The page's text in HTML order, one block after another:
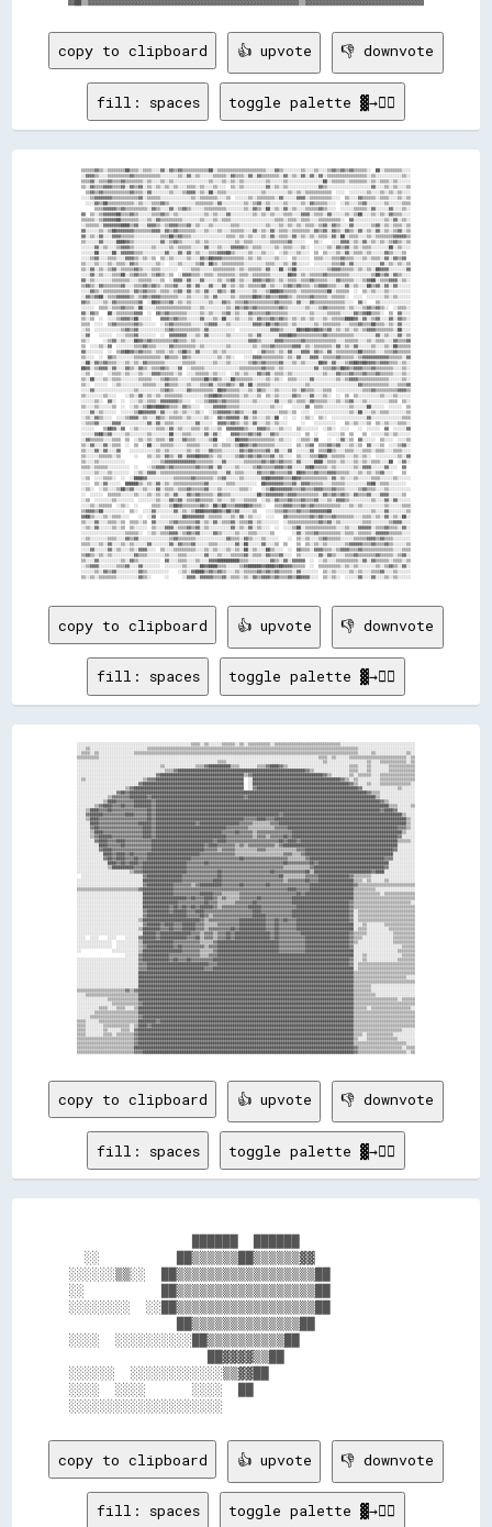
copy to clipboard 👍 upvote 👎 downvote
fill: spaces toggle palette ▓→✊🏽
▒▒▒▒▒▒▓▓▒▒░░▒▒▒▒▒▒▒▒██▒▒▒▒░░▒▒▒▒░░░░▓▓░░▓▓▒▒▓▓▒▒▒▒▒▒▒▒▒▒▒▒██░░▒▒▒▒▒▒▒▒▒▒▒▒▒▒▒▒▒▒▒▒▒▒░░░░▓▓▒▒░░░░░░░░▒▒░░░░▒▒░░░░▒▒▓▓▒▒▓▓▒▒▓▓▒▒▒▒▒▒░░  ██░░▒▒▒▒▒▒▒▒░░░░
░░▓▓▓▓▒▒░░░░▒▒▒▒▒▒▒▒▒▒▓▓▒▒▒▒▒▒▒▒▒▒▒▒░░░░░░░░▒▒░░▓▓░░▒▒░░░░░░▒▒▒▒▒▒░░▓▓▒▒▒▒░░▓▓░░▓▓▒▒▒▒▒▒▒▒░░▓▓░░▒▒░░▓▓░░▓▓░░▓▓░░▒▒▒▒▒▒▒▒▒▒▒▒▒▒▒▒▒▒░░▒▒░░░░░░░░░░░░▒▒░░
▒▒▒▒▓▓░░▒▒▒▒▓▓▒▒▒▒▓▓▒▒▒▒▒▒▒▒░░▒▒░░░░▒▒░░▒▒░░░░░░░░░░░░░░░░▒▒░░░░▒▒░░▒▒░░▒▒░░░░░░░░░░▒▒░░░░░░▒▒░░░░░░░░░░░░░░░░██░░▒▒▒▒▒▒░░▒▒▒▒▒▒▒▒░░▒▒░░▒▒▒▒░░▒▒░░░░░░
▒▒░░▓▓▒▒▒▒▓▓▓▓▒▒▒▒▓▓░░▓▓▒▒▓▓░░▒▒░░▒▒░░▒▒░░▒▒░░░░▒▒▒▒░░▒▒░░░░▒▒░░░░  ▒▒░░▒▒░░░░░░░░░░▓▓░░▒▒░░▒▒░░░░░░░░░░░░░░▓▓▒▒░░░░░░░░░░░░░░░░░░░░▓▓░░░░▒▒░░▒▒░░░░▒▒
  ▒▒▓▓▒▒▓▓▒▒▒▒▒▒▒▒▒▒▒▒▓▓▒▒▒▒░░▓▓░░░░░░░░▒▒░░░░▒▒▓▓▓▓░░▒▒░░██░░▒▒▒▒░░░░░░░░░░░░░░░░▒▒░░░░░░░░░░▒▒░░▒▒░░▒▒▒▒▒▒▒▒▒▒▒▒  ░░░░  ░░░░░░░░▒▒░░░░▒▒░░▒▒░░▒▒░░░░
░░░░▒▒▓▓▓▓▓▓▓▓▒▒▒▒▒▒▒▒▒▒▒▒▓▓░░▒▒▒▒▒▒░░░░░░░░░░░░░░▒▒░░▒▒▒▒▒▒▒▒░░░░▒▒  ░░░░░░▒▒░░▒▒▒▒▒▒▒▒░░▓▓░░░░░░▓▓▓▓░░▒▒▒▒▒▒▒▒▒▒░░░░  ▒▒░░░░▓▓▒▒▒▒▒▒░░▒▒▒▒░░░░▒▒░░▒▒
  ░░░░▓▓▒▒██▒▒▒▒▒▒▒▒▒▒▒▒░░▒▒░░░░▒▒▒▒▓▓▒▒░░░░░░░░░░░░▒▒▒▒▒▒▒▒░░▓▓░░░░░░░░░░▒▒░░▒▒▓▓░░▒▒░░░░░░▒▒░░░░░░▒▒░░▓▓▒▒▒▒▒▒░░░░  ░░▒▒░░░░▒▒▓▓░░░░░░░░▒▒░░░░░░▒▒▒▒
      ▒▒▒▒▓▓▓▓▓▓▒▒▓▓▒▒▒▒▒▒▒▒▒▒░░▓▓▒▒░░░░▓▓░░▒▒▓▓▒▒░░░░░░▒▒▒▒▒▒▒▒▒▒░░░░░░░░▒▒░░▓▓▒▒░░██░░▒▒░░▓▓░░▒▒░░░░▒▒▒▒▒▒▓▓▒▒░░░░  ░░░░░░▒▒▒▒▒▒░░▓▓░░░░░░▓▓░░░░▒▒░░
▓▓  ▒▒░░▒▒▓▓▓▓▓▓██▒▒▒▒▓▓▒▒░░░░░░▒▒▒▒▓▓▒▒░░▒▒░░░░░░░░░░░░▒▒░░▒▒░░░░▓▓░░░░░░░░░░▒▒░░▒▒░░▒▒░░░░▒▒▒▒░░░░▓▓▓▓░░▒▒▒▒░░▓▓░░░░░░▒▒░░▒▒██░░░░▒▒░░▒▒░░▓▓▒▒▒▒░░░░
▒▒▒▒▒▒░░▒▒▓▓▓▓▓▓██▒▒▒▒▒▒▒▒░░░░▒▒░░▓▓▒▒▒▒▒▒▒▒▒▒░░░░░░░░▒▒░░░░▒▒░░▒▒▒▒░░░░░░░░░░░░░░░░░░░░▒▒▒▒░░▒▒▒▒░░▒▒▒▒░░░░▒▒▒▒▒▒▒▒▒▒░░  ▓▓░░░░░░░░░░░░░░▒▒░░▓▓░░▒▒░░
░░▒▒▒▒▒▒░░▓▓▓▓▓▓▓▓████▒▒▓▓░░░░▓▓▓▓▒▒░░▒▒▓▓▓▓▒▒▒▒▓▓░░▒▒░░░░▒▒░░░░░░░░▒▒▒▒░░░░░░░░░░░░▒▒░░░░▒▒░░▒▒░░▒▒░░▒▒▒▒░░▒▒▓▓░░▓▓▒▒░░░░▓▓░░░░░░░░▒▒▓▓░░▒▒░░▒▒▒▒░░▒▒
▓▓░░░░░░▒▒░░▒▒██▓▓▓▓▓▓▓▓▒▒▒▒▒▒▒▒▓▓▓▓░░▓▓▒▒▓▓▒▒▒▒▒▒▒▒░░░░▒▒░░░░▒▒░░░░▒▒▒▒▒▒░░░░▓▓░░▒▒░░▓▓░░▒▒▒▒░░▒▒▒▒▒▒▒▒░░▓▓▒▒▓▓░░▓▓▒▒░░▓▓▒▒░░▓▓░░▒▒░░▓▓░░▒▒░░▒▒▓▓░░▒▒
▓▓░░▒▒░░▓▓░░░░▓▓▓▓▒▒▒▒▒▒░░░░░░░░░░░░▒▒▒▒██▒▒▓▓▒▒▒▒░░░░░░░░░░░░░░░░▒▒▒▒░░▒▒░░▒▒░░░░▒▒░░▓▓░░▒▒▒▒░░▓▓░░▒▒░░▒▒░░▒▒▒▒░░▓▓░░██░░▒▒▒▒░░░░▒▒░░▒▒▒▒▒▒▒▒▓▓▓▓▓▓▒▒
▒▒░░░░░░▓▓░░░░░░████▓▓▒▒░░░░░░░░░░░░▓▓░░▒▒▓▓▒▒░░░░░░▒▒░░▒▒░░░░░░░░░░░░▒▒░░▒▒▒▒░░░░░░░░▒▒▒▒▒▒▒▒▓▓░░░░░░    ▒▒░░    ░░░░▓▓▓▓░░▒▒░░▓▓░░▒▒░░▒▒░░▒▒▓▓▒▒░░▒▒
░░░░░░▓▓░░▒▒░░░░▒▒▓▓▓▓▒▒░░░░░░░░▒▒░░░░░░▒▒░░▒▒▒▒▒▒░░░░░░▓▓░░░░▒▒░░░░▓▓▓▓▓▓▒▒░░▒▒▒▒░░░░░░▒▒░░▒▒▒▒░░░░▒▒░░  ░░░░░░▒▒░░▓▓▒▒▓▓░░▒▒░░▒▒▒▒░░░░░░░░██░░▒▒░░░░
░░░░░░██░░░░░░██░░▓▓▓▓▓▓▒▒▒▒░░░░░░░░░░▓▓░░░░▓▓░░▓▓░░▒▒░░░░▒▒▒▒▓▓▓▓██▒▒░░░░░░▒▒░░░░▒▒░░░░  ░░▒▒░░░░▒▒░░░░  ▒▒  ▒▒░░░░▒▒░░▓▓░░▒▒▒▒░░▒▒░░░░░░▓▓▒▒░░░░▒▒  
░░░░▒▒▓▓░░░░▒▒▒▒░░░░▓▓▓▓▒▒░░▒▒░░▒▒  ▒▒░░▒▒░░░░░░▒▒░░░░▓▓▒▒██▓▓▓▓▒▒▒▒▒▒▒▒▒▒░░▒▒░░▒▒░░░░░░▒▒░░░░  ▒▒░░░░░░  ▒▒▒▒░░░░▒▒▒▒▓▓▒▒▒▒░░░░▒▒░░▒▒▒▒░░▓▓░░▓▓▒▒▓▓  
▒▒░░░░▒▒░░░░▒▒░░▒▒▒▒░░▓▓▒▒░░░░░░░░▒▒░░  ░░░░▒▒░░░░░░▒▒▓▓░░██▒▒░░▒▒▒▒▒▒▒▒▒▒░░░░░░░░░░▒▒▒▒░░░░▒▒░░▓▓░░░░░░  ░░░░░░░░▒▒▒▒▓▓░░▓▓░░░░░░░░░░░░▓▓░░▒▒░░▒▒░░▒▒
▒▒░░▓▓░░▒▒░░▒▒▓▓░░▒▒▒▒▒▒▓▓▒▒░░░░▒▒▒▒░░░░░░░░  ░░░░▒▒▒▒░░░░░░▒▒▒▒▒▒▒▒▒▒░░▒▒░░▒▒▒▒▒▒░░▓▓░░░░██░░▒▒██░░░░░░░░░░░░░░▒▒▓▓▓▓▒▒▒▒▒▒░░▒▒░░▒▒░░██▓▓▓▓░░░░░░░░▓▓
░░░░▓▓░░▒▒░░░░▒▒▒▒██░░▒▒▓▓▒▒▒▒░░▒▒▓▓▒▒░░▒▒  ░░▓▓▓▓▒▒▒▒░░▒▒▒▒░░▒▒▒▒▒▒▒▒░░▒▒▒▒░░▒▒▒▒▒▒▒▒░░░░░░░░██▓▓░░▒▒░░▒▒▒▒▒▒▓▓▒▒▒▒▒▒▒▒▒▒░░░░░░░░░░▒▒██▒▒▓▓░░▓▓▒▒░░░░
▓▓░░▒▒░░░░░░░░▒▒▒▒▒▒▒▒░░░░▒▒▒▒▒▒░░░░▒▒  ░░▓▓▓▓░░▓▓░░░░▓▓░░░░░░▒▒░░▒▒▓▓░░▒▒░░░░▓▓▓▓▒▒▓▓▒▒░░▒▒░░▒▒▒▒░░▒▒▒▒▓▓▒▒▒▒▒▒░░░░▓▓▒▒▒▒▒▒░░░░▒▒▓▓██░░▒▒▒▒▓▓▓▓░░▒▒░░
▒▒▓▓▒▒░░▓▓▒▒▒▒▒▒▒▒▓▓░░░░▒▒▒▒▓▓▒▒▓▓▒▒░░▒▒▒▒▓▓░░░░▓▓░░▓▓░░░░▓▓░░░░▓▓░░▒▒░░▒▒░░▒▒▒▒▒▒▓▓░░▒▒░░░░▒▒▓▓▒▒▓▓▒▒▒▒░░▒▒▓▓▓▓▒▒▒▒░░░░▓▓░░▒▒░░░░██▒▒▓▓░░▓▓░░▓▓░░░░░░
░░░░▓▓▒▒░░▒▒▒▒▒▒▒▒▒▒▒▒░░▓▓▒▒▓▓▒▒▒▒░░▒▒▒▒░░▒▒▓▓░░▓▓░░▒▒░░▓▓░░░░▓▓▒▒░░▓▓░░░░░░░░▒▒░░░░▒▒████▓▓▒▒▒▒▒▒░░▒▒▒▒▒▒▒▒▒▒▒▒██░░▒▒▒▒▒▒  ░░  ▒▒░░▒▒░░░░▒▒░░░░░░░░░░
░░▓▓▒▒▓▓██░░▒▒▒▒▓▓▓▓▓▓▒▒░░▒▒▓▓▒▒▓▓▓▓▒▒▒▒▒▒▒▒░░░░▒▒░░░░░░▒▒░░▓▓░░░░░░▒▒░░▒▒▒▒▒▒██▓▓▒▒▓▓▒▒▒▒▓▓▓▓▒▒░░▒▒▒▒▒▒▓▓▒▒▒▒▒▒░░▒▒▒▒▒▒░░  ░░░░  ░░░░░░░░▒▒░░▒▒░░░░░░
▓▓▒▒░░░░░░▒▒░░▓▓▒▒▒▒▒▒▒▒▒▒▓▓  ░░██▓▓▒▒▒▒▓▓░░▒▒░░▒▒░░░░░░░░▒▒░░░░▓▓▒▒░░▒▒▒▒▓▓▒▒▒▒▒▒▒▒▒▒▒▒▓▓▒▒▒▒▒▒░░▓▓░░░░▓▓▒▒▒▒▒▒▒▒▒▒▒▒▒▒░░░░  ▓▓░░    ▒▒░░░░░░░░░░░░░░
░░░░░░  ▒▒▒▒░░▒▒▒▒▓▓▒▒▒▒░░██░░░░░░▒▒▒▒▒▒▒▒▒▒▒▒▒▒▒▒░░░░▒▒░░░░░░░░░░▒▒░░▓▓▒▒▓▓▒▒▓▓▒▒▒▒▒▒▒▒▒▒▓▓▒▒░░░░░░░░▒▒░░░░▒▒▓▓▒▒▒▒▒▒▒▒░░▒▒░░░░▒▒▓▓▒▒▓▓▒▒░░  ░░▒▒▒▒░░
▓▓░░▓▓▒▒    ██░░▒▒▒▒▒▒▒▒▓▓▓▓  ░░  ▓▓▒▒▓▓▒▒▒▒▒▒▒▒░░░░░░▒▒░░▒▒░░░░▒▒▓▓░░▒▒░░░░▓▓▒▒▒▒▒▒▓▓▒▒▒▒▒▒▒▒░░░░░░░░░░▒▒░░░░░░▒▒▒▒▒▒░░░░░░▓▓▒▒▓▓██▒▒▒▒░░  ▒▒  ▓▓░░░░
▒▒░░▒▒  ░░  ░░░░▒▒▓▓▓▓▒▒██░░░░░░    ▓▓▓▓▒▒▓▓▒▒▒▒░░░░░░▓▓░░░░▒▒░░██░░░░▒▒░░░░▒▒░░▓▓▒▒▒▒▓▓▒▒▓▓▒▒░░▒▒░░▒▒░░▒▒░░░░▒▒░░▒▒▒▒▒▒████▓▓░░▓▓░░▒▒▓▓░░░░▓▓░░▓▓▒▒░░
▒▒▒▒  ░░░░  ▒▒▓▓▒▒▒▒▒▒▒▒▓▓▒▒░░░░░░  ░░▒▒▓▓▒▒▒▒▒▒▒▒░░░░░░▒▒▓▓▓▓░░░░▒▒░░░░░░░░░░▓▓▓▓▒▒██▒▒▓▓▒▒▒▒░░▒▒░░░░░░░░▒▒░░▒▒▒▒▒▒▒▒░░░░▒▒▒▒▓▓▒▒▒▒██▒▒▒▒░░▒▒░░▓▓░░░░
░░▒▒  ░░░░░░░░░░░░▒▒▓▓▒▒▓▓░░░░░░░░░░░░▒▒▓▓▒▒▒▒▒▒▒▒▒▒▒▒░░▓▓░░░░░░░░░░░░  ░░░░░░░░░░░░░░▓▓▓▓▒▒░░░░░░██▓▓██▓▓██▓▓▒▒▓▓░░▒▒░░▒▒░░▒▒░░▒▒▓▓▓▓▒▒▒▒▒▒▒▒░░██░░░░
░░▓▓    ░░░░░░  ░░░░▒▒▒▒▓▓░░░░░░░░  ░░  ▓▓▓▓▓▓▓▓░░░░▒▒░░▓▓░░░░░░░░▒▒░░░░░░░░▒▒░░▓▓░░░░░░░░▓▓▓▓██▓▓▒▒▒▒▒▒▒▒▒▒▒▒▓▓▒▒▒▒▒▒▒▒▒▒▒▒░░░░░░░░░░▓▓░░▒▒░░░░▓▓░░▒▒
▒▒░░      ░░▒▒▓▓░░▒▒░░░░██▓▓▒▒▓▓▒▒▒▒▒▒▒▒▒▒▓▓▒▒▒▒░░▒▒░░░░░░░░░░░░░░░░░░░░░░░░▓▓▓▓▒▒░░░░░░▓▓▓▓▒▒▒▒▒▒▒▒▓▓▒▒▒▒▒▒▒▒▒▒▒▒▒▒░░░░▒▒▒▒▒▒░░░░▒▒░░▒▒▒▒░░░░▓▓▒▒▒▒▓▓
▒▒  ░░░░▒▒░░▓▓  ░░░░░░░░▒▒▒▒▓▓▒▒▒▒░░░░░░▓▓▒▒▒▒▒▒▒▒▒▒░░▒▒░░░░░░░░░░▒▒░░░░░░░░░░▒▒░░▒▒▒▒▓▓▒▒▒▒▒▒▒▒▓▓▓▓░░▒▒░░▒▒▒▒▒▒▒▒░░▓▓░░▒▒░░▓▓░░░░░░▒▒░░░░▒▒░░██▒▒▒▒▒▒
▓▓░░░░░░░░  ░░  ▒▒▓▓██▓▓▒▒▓▓▒▒▒▒░░▒▒▒▒░░▒▒░░▒▒██▒▒░░▓▓░░░░░░▒▒░░▒▒░░░░░░░░░░░░  ░░▓▓▒▒▒▒░░▒▒░░▓▓░░░░▓▓▓▓░░▓▓▒▒░░▓▓░░▒▒▒▒▒▒▒▒▒▒██▒▒▒▒▒▒░░░░▒▒▒▒▓▓▒▒▒▒▒▒
▒▒░░░░  ░░  ▓▓▒▒░░░░░░░░▒▒▒▒▒▒▒▒▒▒▒▒░░▓▓▒▒▒▒░░▓▓▒▒░░░░░░░░░░░░▒▒░░▒▒░░    ░░░░▓▓▓▓▒▒▒▒▒▒▒▒▒▒░░▒▒░░▓▓░░░░▓▓▓▓░░▒▒▒▒▒▒▓▓▒▒▒▒▒▒░░▒▒▓▓▓▓▓▓▓▓▓▓▓▓▒▒▒▒▒▒░░▓▓
░░██░░▓▓▒▒▓▓▒▒▒▒░░░░▒▒░░▒▒░░▓▓▒▒▒▒▒▒▒▒░░░░░░░░▒▒▒▒▒▒░░░░░░░░▒▒░░░░▒▒░░░░░░░░▒▒▓▓▒▒▓▓▒▒▒▒▒▒▓▓░░░░▒▒░░▒▒░░░░░░██▓▓░░▓▓░░░░▒▒▓▓██▓▓██▓▓▓▓▒▒▓▓▓▓▒▒▒▒░░▒▒░░
██▓▓░░▒▒▓▓▓▓░░▓▓░░░░▓▓▒▒░░▓▓▒▒░░▒▒▒▒▓▓▒▒░░░░▓▓  ░░▒▒▒▒▒▒░░░░░░░░░░░░░░░░▒▒▒▒▒▒▒▒▒▒▓▓▒▒▒▒░░▒▒░░░░░░░░░░░░░░▓▓░░▒▒▒▒▓▓▒▒██▓▓▒▒▓▓▓▓▒▒▒▒▓▓▒▒▒▒▒▒▒▒░░░░▒▒░░
░░▒▒  ░░░░  ░░▒▒▒▒░░▒▒░░░░▒▒░░░░▓▓▓▓▒▒▒▒▒▒░░▒▒  ░░░░▒▒▒▒▒▒░░▒▒░░░░  ░░▒▒░░▒▒░░░░▓▓▒▒▓▓░░▒▒▒▒░░▒▒░░░░░░░░░░░░░░▒▒░░░░▓▓▒▒▒▒▓▓▒▒▒▒▓▓▒▒▒▒▓▓▒▒▒▒▒▒░░░░▒▒░░
▒▒░░██░░░░▒▒░░▒▒▒▒░░░░░░░░▒▒▒▒▒▒░░░░▒▒▓▓▒▒▒▒░░░░░░▒▒▒▒▒▒██▒▒▓▓▒▒░░░░██▒▒▒▒▒▒▒▒░░░░░░▒▒░░▒▒░░  ▒▒▒▒░░░░░░▓▓░░░░░░░░░░▒▒░░▒▒▓▓▓▓▒▒▒▒▒▒▒▒▒▒▒▒▒▒░░░░░░▒▒░░
▒▒░░  ░░░░░░  ░░▒▒░░░░░░░░░░▒▒▒▒▒▒░░░░▓▓▒▒▒▒░░░░▒▒░░░░▒▒▒▒▓▓░░▒▒▒▒▓▓▒▒░░▓▓░░██░░▒▒▒▒▒▒░░░░░░░░░░░░░░░░▒▒░░░░░░░░░░░░░░░░░░░░░░▓▓▒▒▒▒▒▒▒▒▒▒▒▒░░░░▒▒▒▒▓▓
░░░░▓▓░░░░░░░░░░░░░░░░░░▒▒░░░░░░░░░░▒▒▓▓▒▒░░░░░░▓▓▒▒▒▒▒▒▒▒▒▒░░██▓▓▒▒▒▒▒▒░░░░▒▒░░▓▓▒▒░░░░▒▒░░░░░░▒▒░░▓▓▒▒▒▒░░░░▒▒▒▒  ░░░░░░░░░░░░▒▒▒▒▓▓▒▒▒▒▒▒▒▒▒▒▓▓▓▓▒▒
▒▒░░░░░░░░▒▒░░░░    ░░▒▒░░▓▓░░▒▒░░▒▒░░▒▒▒▒▒▒▒▒░░░░░░░░░░▒▒▓▓██▓▓▒▒▒▒▒▒▒▒░░▒▒░░░░▒▒  ▒▒░░▒▒░░░░░░▓▓▒▒░░░░▓▓░░░░▒▒░░  ░░  ▒▒  ▒▒░░░░░░░░░░▒▒░░░░▒▒░░░░░░
░░░░░░▒▒░░  ▓▓░░  ░░  ░░░░▒▒░░▒▒▒▒░░▓▓▓▓▓▓▓▓▒▒░░░░  ░░░░▒▒▓▓▓▓▒▒▓▓▒▒▒▒▒▒░░░░░░▒▒░░░░░░░░▓▓░░░░▒▒░░▒▒▒▒░░▓▓▒▒▒▒▒▒░░░░▒▒░░▒▒▓▓░░░░▒▒░░░░░░░░░░▒▒▒▒  ▒▒░░
▒▒░░░░▒▒░░░░░░▒▒  ░░  ░░▒▒░░▒▒██▓▓████▓▓▒▒▒▒░░▓▓▒▒░░░░  ░░░░▓▓▓▓▓▓▒▒▒▒▒▒░░░░░░░░░░░░░░▒▒░░░░    ░░░░░░▓▓  ▒▒▒▒░░░░░░░░░░░░▒▒░░░░░░██░░░░░░  ░░░░░░  ▒▒
░░░░▓▓░░▒▒░░░░░░  ░░░░░░▒▒██▓▓▓▓▓▓░░▓▓░░░░▒▒░░▒▒░░░░▒▒░░  ░░▒▒▓▓▓▓▓▓▒▒▓▓▒▒░░░░▓▓░░░░░░░░░░▒▒▒▒░░▒▒  ░░░░  ░░░░░░░░░░░░░░░░▒▒░░██░░░░▒▒░░▒▒▒▒░░░░░░░░▒▒
░░▒▒░░▓▓▒▒░░░░  ░░░░▒▒▓▓▓▓░░▒▒░░░░▓▓▒▒░░▒▒▒▒▒▒░░▒▒░░░░░░▒▒░░  ▓▓▒▒▓▓▓▓▓▓░░▓▓░░▒▒░░░░▒▒░░██  ░░  ░░  ░░▒▒░░  ▒▒░░  ░░░░░░░░░░░░░░░░▓▓░░░░░░░░░░░░░░▒▒▒▒
░░▒▒▒▒▓▓░░░░░░▓▓▓▓░░░░░░░░░░░░▓▓░░▓▓░░▒▒▒▒░░░░░░░░░░▓▓░░░░░░  ▓▓▓▓▒▒▓▓▒▒░░▒▒░░▓▓░░░░▒▒░░▒▒░░░░      ░░    ░░░░░░░░░░    ▒▒░░▒▒░░░░▒▒  ▒▒░░▒▒░░░░▒▒▒▒░░
░░░░░░    ▒▒██▓▓░░▓▓  ░░▒▒░░░░░░░░▒▒▒▒░░▓▓░░▒▒░░░░▒▒▒▒░░▒▒░░░░▒▒  ▓▓▓▓▓▓▓▓▒▒░░░░▓▓▓▓▒▒░░░░▒▒░░░░  ▒▒░░░░░░░░  ░░▒▒░░  ░░░░    ░░  ░░░░░░  ▓▓  ░░░░░░▓▓
░░░░░░▓▓██▒▒▓▓░░░░░░▒▒░░░░░░░░▒▒░░░░░░░░██░░░░▒▒▒▒░░░░░░▓▓░░▓▓░░    ▓▓▓▓▒▒▒▒▓▓▒▒▓▓░░░░▓▓▒▒░░░░░░░░░░  ▒▒  ░░    ░░░░░░▒▒  ▒▒    ▒▒  ░░░░░░▒▒░░▒▒░░░░░░
░░▓▓▒▒▒▒▒▒░░░░▒▒▒▒  ▒▒  ░░▒▒░░▒▒░░▒▒▒▒░░▓▓░░░░▓▓▒▒▒▒░░░░░░▒▒██    ░░░░██▓▓▓▓▒▒▒▒▒▒▒▒▒▒▒▒░░▒▒░░░░  ░░▒▒▒▒░░▓▓    ░░  ░░▓▓░░▒▒  ▓▓░░░░░░  ▒▒░░░░  ░░░░▒▒
▒▒░░▓▓░░░░▓▓░░▒▒▒▒  ░░  ▒▒  ░░██░░░░▒▒▒▒▒▒░░░░░░▒▒▒▒▒▒░░░░░░▒▒░░▒▒▒▒░░▒▒██▓▓▒▒▓▓▒▒▒▒▒▒▒▒░░░░░░░░  ▒▒░░▒▒▓▓  ▒▒▒▒▓▓▒▒▓▓░░░░▒▒░░▒▒  ▓▓░░░░▒▒  ░░░░▒▒▓▓░░
▒▒░░░░▓▓░░▓▓░░░░▓▓    ░░░░░░░░░░░░▒▒░░▒▒░░░░░░░░▒▒░░▒▒░░░░▓▓▒▒▒▒░░░░░░░░▓▓▒▒▓▓▒▒▒▒▒▒▓▓░░▓▓░░░░▓▓  ░░░░░░▓▓  ▒▒▒▒██▒▒░░░░▒▒▒▒░░░░▒▒▒▒░░▒▒▒▒░░░░▒▒▒▒░░░░
▒▒░░░░░░▒▒▒▒▒▒░░▒▒      ░░    ▒▒░░▒▒░░▓▓▒▒░░▓▓░░▓▓▓▓██▓▓▓▓▒▒░░▒▒░░░░░░▒▒▓▓▒▒▓▓▒▒▓▓▒▒▒▒▓▓░░▒▒░░░░  ▒▒░░░░▒▒▒▒██▓▓░░▒▒▒▒▒▒░░░░▒▒░░▒▒░░  ░░░░░░░░░░▒▒░░▓▓
▒▒░░░░▒▒░░░░░░░░░░░░            ░░░░▒▒▓▓▓▓▓▓▓▓▓▓▓▓▓▓▒▒▒▒▒▒▒▒░░░░▓▓░░░░░░░░▒▒▒▒▒▒▒▒▓▓▒▒▓▓▒▒▓▓▒▒▒▒░░▓▓░░░░░░████░░▒▒▒▒░░▒▒░░░░▒▒░░▒▒░░▒▒▒▒░░░░██  ░░▓▓░░
▒▒▒▒░░▒▒▒▒▒▒░░░░░░░░░░  ░░    ░░▒▒▓▓▓▓▒▒▓▓▒▒▒▒▒▒▒▒▒▒▓▓▒▒▒▒▓▓░░▓▓░░░░░░▒▒░░░░░░▒▒▓▓▒▒▒▒▒▒▓▓▓▓▒▒▓▓░░░░░░▓▓██▒▒▒▒▒▒░░▒▒░░░░░░░░▒▒░░▓▓▓▓░░░░░░▓▓░░░░  ▓▓  
░░░░░░▒▒░░░░▒▒░░░░░░░░  ░░▒▒░░▓▓▓▓░░▒▒▒▒▒▒▒▒▒▒▒▒▒▒▒▒▒▒▒▒▒▒▒▒▒▒░░░░▓▓░░▒▒▒▒░░░░░░▓▓▒▒▒▒▓▓▒▒▒▒▒▒▓▓░░██▓▓▒▒▒▒▓▓▒▒▒▒▓▓▓▓▒▒▒▒▒▒░░░░▒▒░░▒▒░░▒▒▓▓░░░░    ▒▒  
░░▒▒  ░░░░▒▒▒▒░░  ░░  ░░████▓▓░░░░░░░░░░░░▒▒▒▒▒▒▒▒▓▓▒▒▒▒▒▒▒▒░░▒▒▓▓░░░░░░▒▒░░░░░░░░▓▓██▓▓▓▓▓▓▒▒▒▒██▓▓▒▒▒▒▒▒▒▒▒▒▒▒░░▓▓░░▒▒░░░░▒▒░░░░░░▒▒▒▒░░░░░░▒▒░░░░░░
░░░░  ▒▒░░▓▓░░░░░░  ██████▒▒░░▒▒░░▓▓░░▒▒░░▒▒▒▒▒▒▒▒▒▒▒▒▒▒▓▓░░░░░░░░▒▒▒▒░░░░░░░░░░  ██▓▓▓▓▓▓▓▓▒▒▒▒▓▓░░▓▓▓▓▒▒▒▒▒▒░░░░▒▒▒▒▒▒░░░░░░░░░░▓▓██░░▒▒▒▒░░░░░░░░  
░░▒▒░░  ░░▒▒░░░░▒▒██▒▒▓▓░░░░▒▒░░░░▓▓░░▒▒▒▒░░▒▒▒▒▓▓▒▒▒▒▒▒▓▓░░░░▒▒░░░░░░░░▒▒▒▒░░    ░░▒▒██▓▓▓▓▓▓▓▓▒▒▒▒▓▓▒▒▒▒▓▓▓▓▒▒▒▒▓▓▒▒▒▒░░░░░░▒▒▓▓▒▒▒▒░░░░▒▒░░░░░░░░░░
░░  ░░░░░░  ▒▒▒▒▒▒░░░░░░▒▒░░░░▒▒░░▒▒░░▒▒░░▓▓░░░░▓▓▒▒▓▓▒▒▒▒▒▒░░▓▓▒▒▒▒░░░░░░░░░░░░██▒▒▓▓▓▓▓▓▓▓▒▒▓▓▓▓▒▒▒▒▒▒▒▒▒▒░░▓▓▒▒▓▓▒▒▓▓▒▒░░▓▓▒▒▒▒▓▓░░░░▓▓▓▓░░░░░░▒▒  
░░▒▒  ░░░░░░░░▒▒░░░░░░░░  ░░░░░░░░▒▒░░░░▓▓▒▒▓▓░░▒▒▒▒▓▓▒▒▒▒▒▒░░▒▒░░░░▒▒░░░░▒▒▒▒▒▒  ░░▒▒░░▓▓▒▒▒▒▓▓▒▒▒▒▓▓▒▒▒▒▓▓░░░░▒▒░░▓▓▓▓▒▒░░░░░░░░░░▒▒░░░░▓▓░░▓▓░░░░░░
░░░░▒▒░░▒▒▒▒▒▒  ░░▒▒░░  ░░      ▒▒▒▒░░░░▒▒██▓▓▒▒▒▒▒▒▒▒▓▓▒▒░░██▒▒██▒▒▒▒▓▓▓▓██▓▓▒▒▒▒░░    ▒▒▒▒▓▓▓▓▒▒▒▒▓▓▒▒▓▓▒▒▒▒▒▒▒▒▒▒▒▒░░░░▒▒░░▒▒░░░░░░░░░░▒▒░░░░░░▒▒▒▒
▒▒▓▓▓▓▒▒██░░░░░░░░░░  ▒▒░░  ░░░░▓▓░░░░░░░░▓▓░░▒▒░░▒▒████▓▓▓▓██▓▓▒▒██▒▒▓▓░░░░░░▒▒    ░░░░▒▒▒▒▓▓▒▒▒▒▓▓▒▒▒▒▓▓▓▓▓▓▓▓██░░░░░░░░░░░░░░░░░░▒▒░░░░▓▓░░░░░░░░▒▒
▓▓██▒▒░░░░▒▒░░▒▒▒▒░░░░    ░░  ░░▓▓  ░░░░░░░░░░██▓▓▓▓▓▓▓▓░░▒▒▒▒▒▒░░░░▒▒░░▓▓░░▒▒░░░░  ░░░░    ▓▓▒▒▒▒▒▒▒▒▒▒▓▓▒▒▓▓▒▒▒▒▓▓▒▒▒▒▒▒▒▒░░░░▒▒▒▒░░▒▒░░▓▓░░▒▒░░██░░
▒▒░░░░▓▓░░░░▒▒▒▒░░▒▒  ▒▒▒▒░░▒▒  ▓▓░░░░░░▒▒▓▓▒▒▒▒▒▒▒▒▓▓░░▒▒░░▓▓░░▒▒▒▒▓▓░░▒▒▒▒▓▓░░▒▒░░░░░░░░  ░░▒▒▒▒▒▒▒▒▒▒▒▒▒▒▓▓▒▒▓▓░░▒▒░░░░░░░░░░▒▒▒▒░░░░░░░░▒▒▓▓▓▓░░░░
░░▒▒░░▓▓░░░░░░▒▒░░▒▒  ▒▒░░░░░░  ▒▒░░░░▓▓▓▓░░▒▒▒▒▓▓▒▒▓▓░░▒▒░░░░░░░░░░▓▓░░▒▒░░▓▓░░▒▒░░░░  ░░  ░░░░▒▒██░░▒▒▒▒▒▒▒▒▒▒▒▒▒▒░░░░▒▒░░░░▓▓▓▓▓▓░░▒▒▒▒▓▓▒▒▒▒░░▓▓░░
░░░░░░░░░░░░░░░░░░░░▒▒▒▒▒▒░░  ░░▒▒
copy to clipboard 👍 upvote 👎 downvote
fill: spaces toggle palette ▓→✊🏽
copy to clipboard 👍 upvote 👎 downvote
fill: spaces toggle palette ▓→✊🏽
  ░░          ██▒▒▒▒▒▒██▒▒▒▒▒▒▓▓
░░░░░░▒▒░░  ██▒▒▒▒▒▒▒▒▒▒▒▒▒▒▒▒▒▒██
░░          ██▒▒▒▒▒▒▒▒▒▒▒▒▒▒▒▒▒▒██
░░░░░░░░  ░░██▒▒▒▒▒▒▒▒▒▒▒▒▒▒▒▒▒▒██
              ██▒▒▒▒▒▒▒▒▒▒▒▒▒▒██
░░░░  ░░░░░░░░░░██▒▒▒▒▒▒▒▒▒▒██
                  ██▓▓▓▓▒▒██
░░░░░░  ░░░░░░░░░░░░▒▒▓▓██
░░░░  ░░░░      ░░░░  ██
copy to clipboard 👍 upvote 👎 downvote
fill: spaces toggle palette ▓→✊🏽